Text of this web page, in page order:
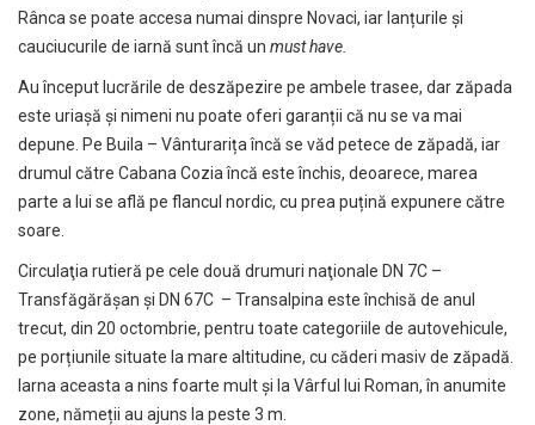
Rânca se poate accesa numai dinspre Novaci, iar lanțurile și
cauciucurile de iarnă sunt încă un must have.
Au început lucrările de deszăpezire pe ambele trasee, dar zăpada
este uriașă și nimeni nu poate oferi garanții că nu se va mai
depune. Pe Buila – Vânturarița încă se văd petece de zăpadă, iar
drumul către Cabana Cozia încă este închis, deoarece, marea
parte a lui se află pe flancul nordic, cu prea puțină expunere către
soare.
Circulaţia rutieră pe cele două drumuri naţionale DN 7C –
Transfăgărăşan şi DN 67C – Transalpina este închisă de anul
trecut, din 20 octombrie, pentru toate categoriile de autovehicule,
pe porțiunile situate la mare altitudine, cu căderi masiv de zăpadă.
Iarna aceasta a nins foarte mult și la Vârful lui Roman, în anumite
zone, nămeții au ajuns la peste 3 m.